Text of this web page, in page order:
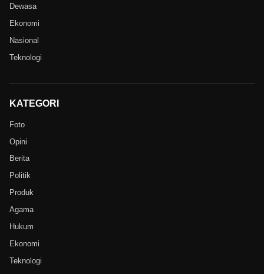
Dewasa
Ekonomi
Nasional
Teknologi
KATEGORI
Foto
Opini
Berita
Politik
Produk
Agama
Hukum
Ekonomi
Teknologi